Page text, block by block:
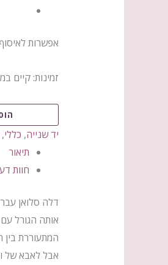
אפשרות לאיסוף עצמי
זמינות: קיים
יד שנייה, כללי,
תיאור
חוות
דלה סלואן
אותה הגורל
המתעוררת
אבל לאבא של